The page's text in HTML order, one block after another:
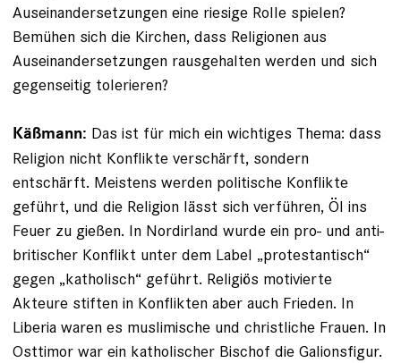
Auseinandersetzungen eine riesige Rolle spielen?
Bemühen sich die Kirchen, dass Religionen aus
Auseinandersetzungen rausgehalten werden und sich
gegenseitig tolerieren?
Käßmann: Das ist für mich ein wichtiges Thema: dass
Religion nicht Konflikte verschärft, sondern
entschärft. Meistens werden politische Konflikte
geführt, und die Religion lässt sich verführen, Öl ins
Feuer zu gießen. In Nordirland wurde ein pro- und anti­
britischer Konflikt unter dem Label „protestantisch“
gegen „katho­lisch“ geführt. Religiös motivierte
Akteure stiften in Konflikten aber auch Frieden. In
Liberia waren es muslimische und christliche Frauen. In
Osttimor war ein katholischer Bischof die Galions­figur.